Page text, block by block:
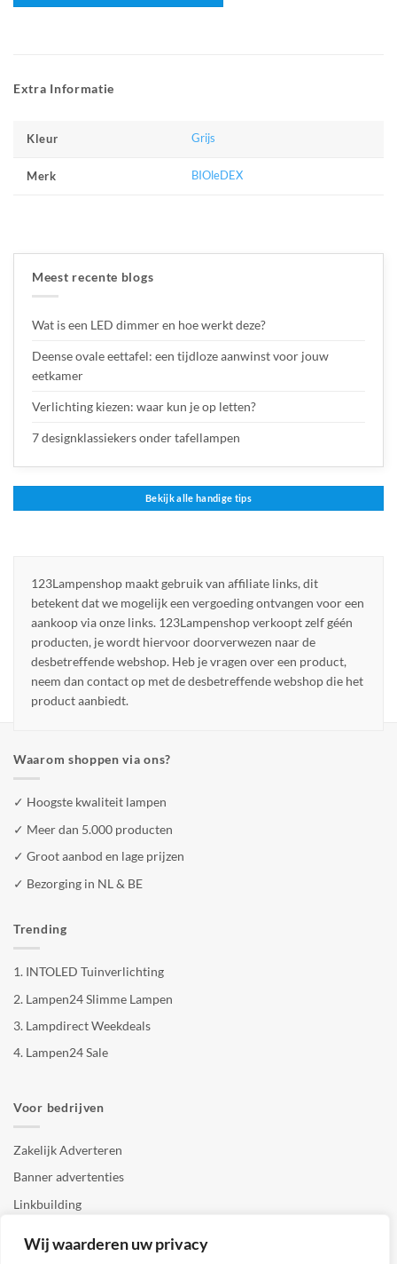
Wij waarderen uw privacy
Extra Informatie
Kleur Grijs
Merk BIOleDEX
Meest recente blogs
Wat is een LED dimmer en hoe werkt deze?
Deense ovale eettafel: een tijdloze aanwinst voor jouw
eetkamer
Verlichting kiezen: waar kun je op letten?
7 designklassiekers onder tafellampen
Bekijk alle handige tips
123Lampenshop maakt gebruik van affiliate links, dit
betekent dat we mogelijk een vergoeding ontvangen voor een
aankoop via onze links. 123Lampenshop verkoopt zelf géén
producten, je wordt hiervoor doorverwezen naar de
desbetreffende webshop. Heb je vragen over een product,
neem dan contact op met de desbetreffende webshop die het
product aanbiedt.
Waarom shoppen via ons?
✓ Hoogste kwaliteit lampen
✓ Meer dan 5.000 producten
✓ Groot aanbod en lage prijzen
✓ Bezorging in NL & BE
Trending
1. INTOLED Tuinverlichting
2. Lampen24 Slimme Lampen
3. Lampdirect Weekdeals
4. Lampen24 Sale
Voor bedrijven
Zakelijk Adverteren
Banner advertenties
Linkbuilding